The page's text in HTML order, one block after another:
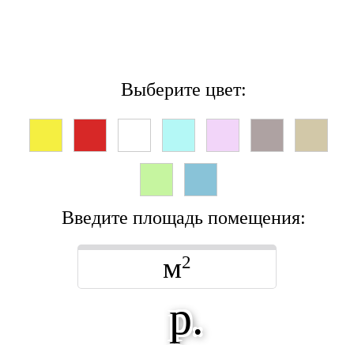
Выберите цвет:
Введите площадь помещения:
м2
р.